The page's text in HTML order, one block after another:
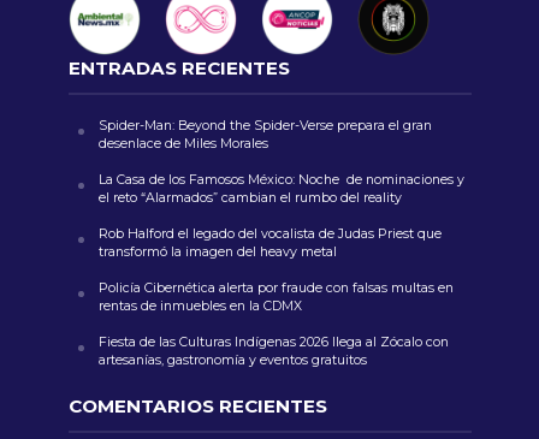
ENTRADAS RECIENTES
Spider-Man: Beyond the Spider-Verse prepara el gran
desenlace de Miles Morales
La Casa de los Famosos México: Noche de nominaciones y
el reto “Alarmados” cambian el rumbo del reality
Rob Halford el legado del vocalista de Judas Priest que
transformó la imagen del heavy metal
Policía Cibernética alerta por fraude con falsas multas en
rentas de inmuebles en la CDMX
Fiesta de las Culturas Indígenas 2026 llega al Zócalo con
artesanías, gastronomía y eventos gratuitos
COMENTARIOS RECIENTES